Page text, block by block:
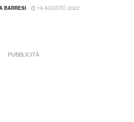
BARRESI 19 AGOSTO 2022
PUBBLICITÀ